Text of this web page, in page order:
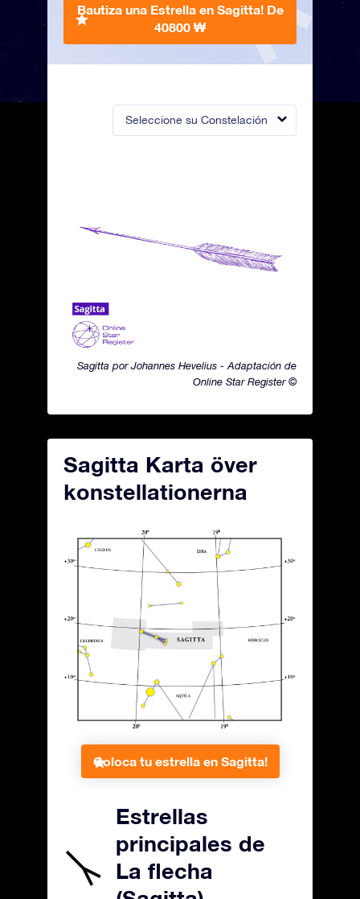
Seleccione su Constelación
Sagitta por Johannes Hevelius - Adaptación de
Online Star Register ©
Bautiza una Estrella en Sagitta! De
40800 ₩
Sagitta Karta över
konstellationerna
Coloca tu estrella en Sagitta!
Estrellas
principales de
La flecha